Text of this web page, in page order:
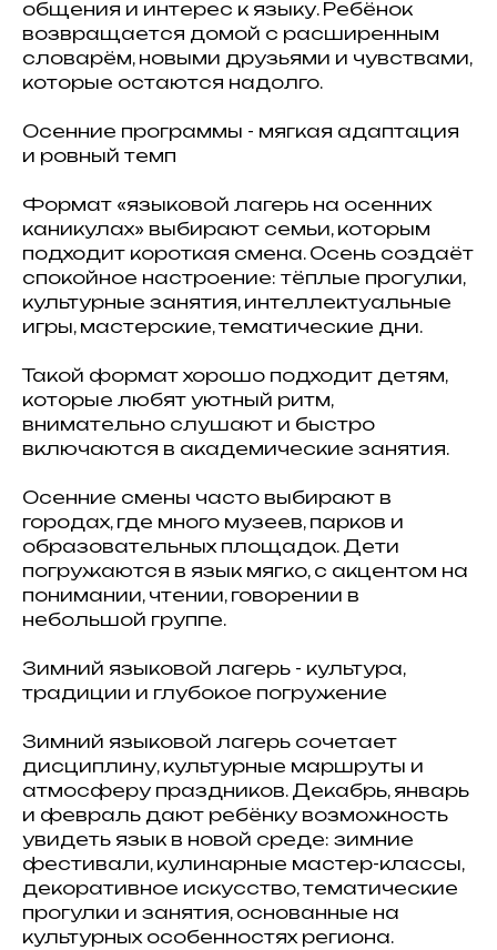
общения и интерес к языку. Ребёнок
возвращается домой с расширенным
словарём, новыми друзьями и чувствами,
которые остаются надолго.
Осенние программы - мягкая адаптация
и ровный темп
Формат «языковой лагерь на осенних
каникулах» выбирают семьи, которым
подходит короткая смена. Осень создаёт
спокойное настроение: тёплые прогулки,
культурные занятия, интеллектуальные
игры, мастерские, тематические дни.
Такой формат хорошо подходит детям,
которые любят уютный ритм,
внимательно слушают и быстро
включаются в академические занятия.
Осенние смены часто выбирают в
городах, где много музеев, парков и
образовательных площадок. Дети
погружаются в язык мягко, с акцентом на
понимании, чтении, говорении в
небольшой группе.
Зимний языковой лагерь - культура,
традиции и глубокое погружение
Зимний языковой лагерь сочетает
дисциплину, культурные маршруты и
атмосферу праздников. Декабрь, январь
и февраль дают ребёнку возможность
увидеть язык в новой среде: зимние
фестивали, кулинарные мастер-классы,
декоративное искусство, тематические
прогулки и занятия, основанные на
культурных особенностях региона.